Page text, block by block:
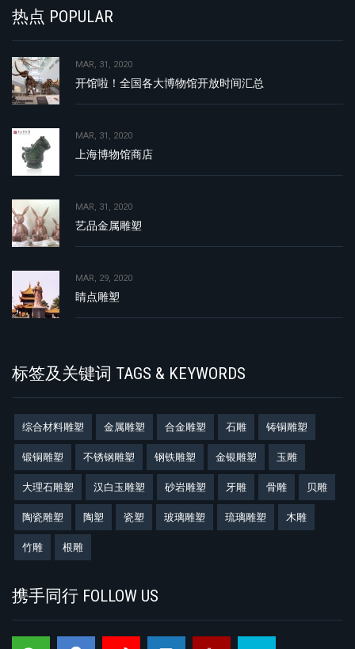
热点 POPULAR
MAR, 31, 2020
开馆啦！全国各大博物馆开放时间汇总
MAR, 31, 2020
上海博物馆商店
MAR, 31, 2020
艺品金属雕塑
MAR, 29, 2020
睛点雕塑
标签及关键词 TAGS & KEYWORDS
综合材料雕塑 金属雕塑 合金雕塑 石雕 铸铜雕塑
锻铜雕塑 不锈钢雕塑 钢铁雕塑 金银雕塑 玉雕
大理石雕塑 汉白玉雕塑 砂岩雕塑 牙雕 骨雕 贝雕
陶瓷雕塑 陶塑 瓷塑 玻璃雕塑 琉璃雕塑 木雕
竹雕 根雕
携手同行 FOLLOW US